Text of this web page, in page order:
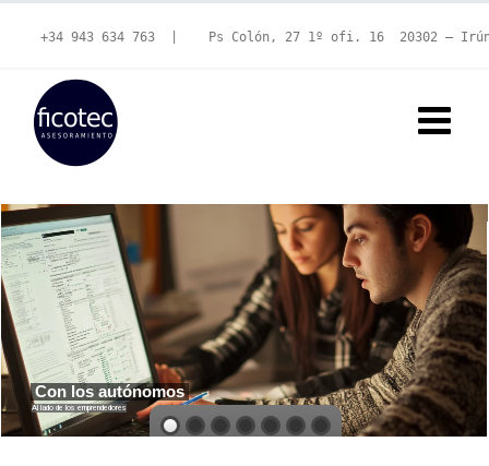
+34 943 634 763 Ps Colón, 27 1º ofi. 16  20302 –
Con los autónomos
Al lado de los emprendedores